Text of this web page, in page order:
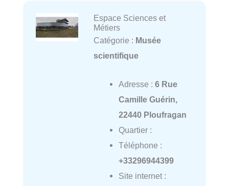
Espace Sciences et
Métiers
Catégorie : Musée
scientifique
Adresse : 6 Rue
Camille Guérin,
22440 Ploufragan
Quartier :
Téléphone :
+33296944399
Site internet :